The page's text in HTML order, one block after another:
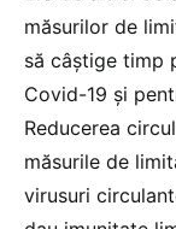
măsurilor de
să câștige timp
Covid-19 și
Reducerea
măsurile de
virusuri